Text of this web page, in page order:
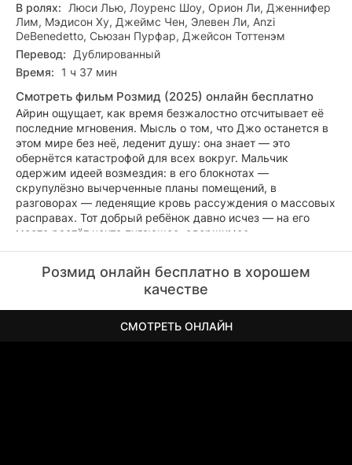
В ролях:
Люси Лью, Лоуренс Шоу, Орион Ли, Дженнифер
Лим, Мэдисон Ху, Джеймс Чен, Элевен Ли, Anzi
DeBenedetto, Сьюзан Пурфар, Джейсон Тоттенэм
Перевод:
Дублированный
Время:
1 ч 37 мин
Смотреть фильм Розмид (2025) онлайн бесплатно
Айрин ощущает, как время безжалостно отсчитывает её
последние мгновения. Мысль о том, что Джо останется в
этом мире без неё, леденит душу: она знает — это
обернётся катастрофой для всех вокруг. Мальчик
одержим идеей возмездия: в его блокнотах —
скрупулёзно вычерченные планы помещений, в
разговорах — леденящие кровь рассуждения о массовых
расправах. Тот добрый ребёнок давно исчез — на его
месте растёт нечто пугающее, одержимое
но натыкается на глухую стену предрассудков и
формализма: врачи и полицейские следуют инструкциям,
не видя безумия в взгляде подростка. Силы тают вместе с
надеждами, а Джо уже готов к своему страшному
Розмид онлайн бесплатно в хорошем
качестве
СМОТРЕТЬ ОНЛАЙН